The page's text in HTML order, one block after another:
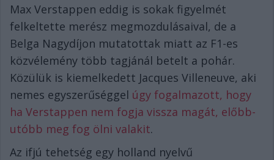
Max Verstappen eddig is sokak figyelmét
felkeltette merész megmozdulásaival, de a
Belga Nagydíjon mutatottak miatt az F1-es
közvélemény több tagjánál betelt a pohár.
Közülük is kiemelkedett Jacques Villeneuve, aki
nemes egyszerűséggel úgy fogalmazott, hogy
ha Verstappen nem fogja vissza magát, előbb-
utóbb meg fog ölni valakit.
Az ifjú tehetség egy holland nyelvű